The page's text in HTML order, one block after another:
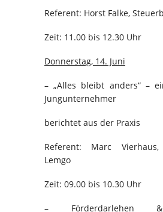
Referent: Horst Falke,
Zeit: 11.00 bis 12.30 Uhr
Donnerstag, 14. Juni
– „Alles bleibt anders“ –
Jungunternehmer
berichtet aus der Praxis
Referent: Marc Vierhaus,
Lemgo
Zeit: 09.00 bis 10.30 Uhr
–